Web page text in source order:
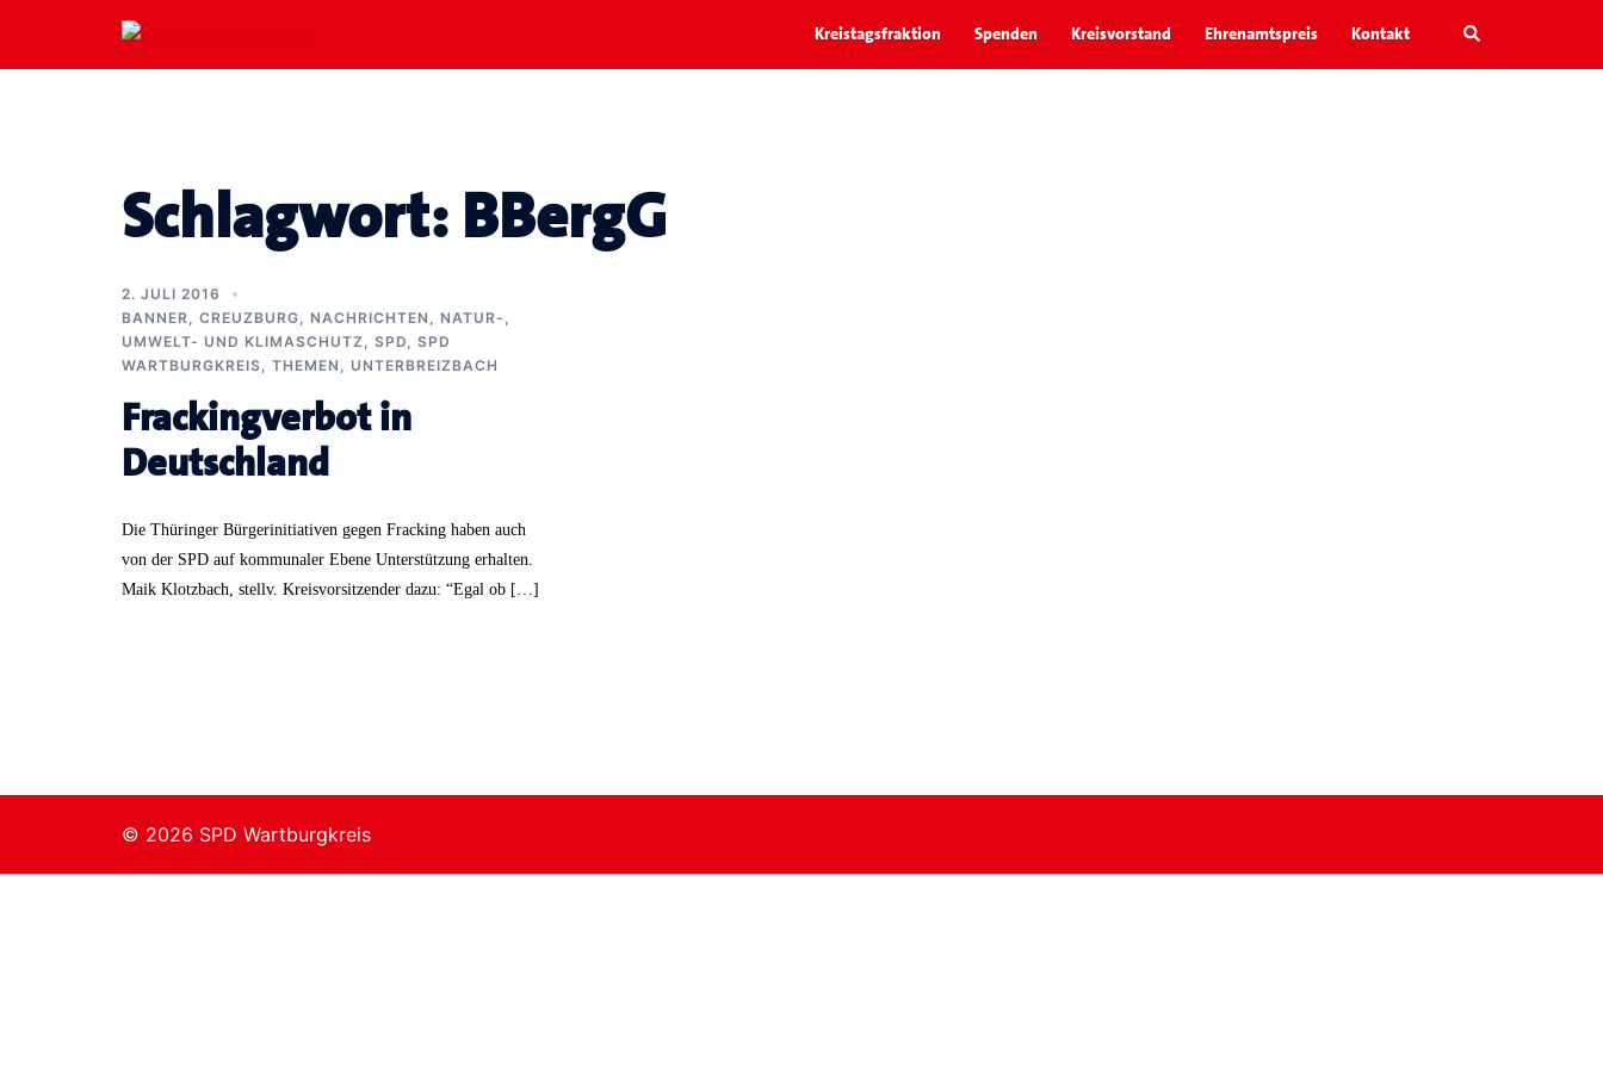
springen
Kreistagsfraktion Spenden Kreisvorstand Ehrenamtspreis Kontakt Search
Schlagwort: BBergG
2. JULI 2016
BANNER
CREUZBURG NACHRICHTEN
NATUR-,
UMWELT- UND KLIMASCHUTZ
SPD
SPD
WARTBURGKREIS
THEMEN UNTERBREIZBACH
Frackingverbot in
Deutschland
Die Thüringer Bürgerinitiativen gegen Fracking haben auch
von der SPD auf kommunaler Ebene Unterstützung erhalten.
Maik Klotzbach, stellv. Kreisvorsitzender dazu: “Egal ob […]
© 2026 SPD Wartburgkreis